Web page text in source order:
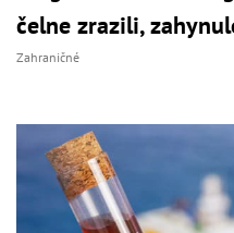
čelne zrazili,
Zahraničné